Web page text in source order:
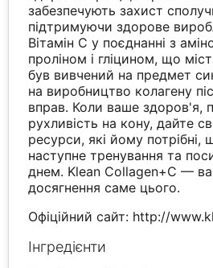
забезпечують захист
підтримуючи здорове
Вітамін С у поєднанні з
проліном і гліцином, що
був вивчений на предмет
на виробництво колагену
вправ. Коли ваше здоров'я,
рухливість на кону, дайте
ресурси, які йому потрібні,
наступне тренування та
днем. Klean Collagen+C —
досягнення саме цього.
Офіційний сайт: http://
Інгредієнти